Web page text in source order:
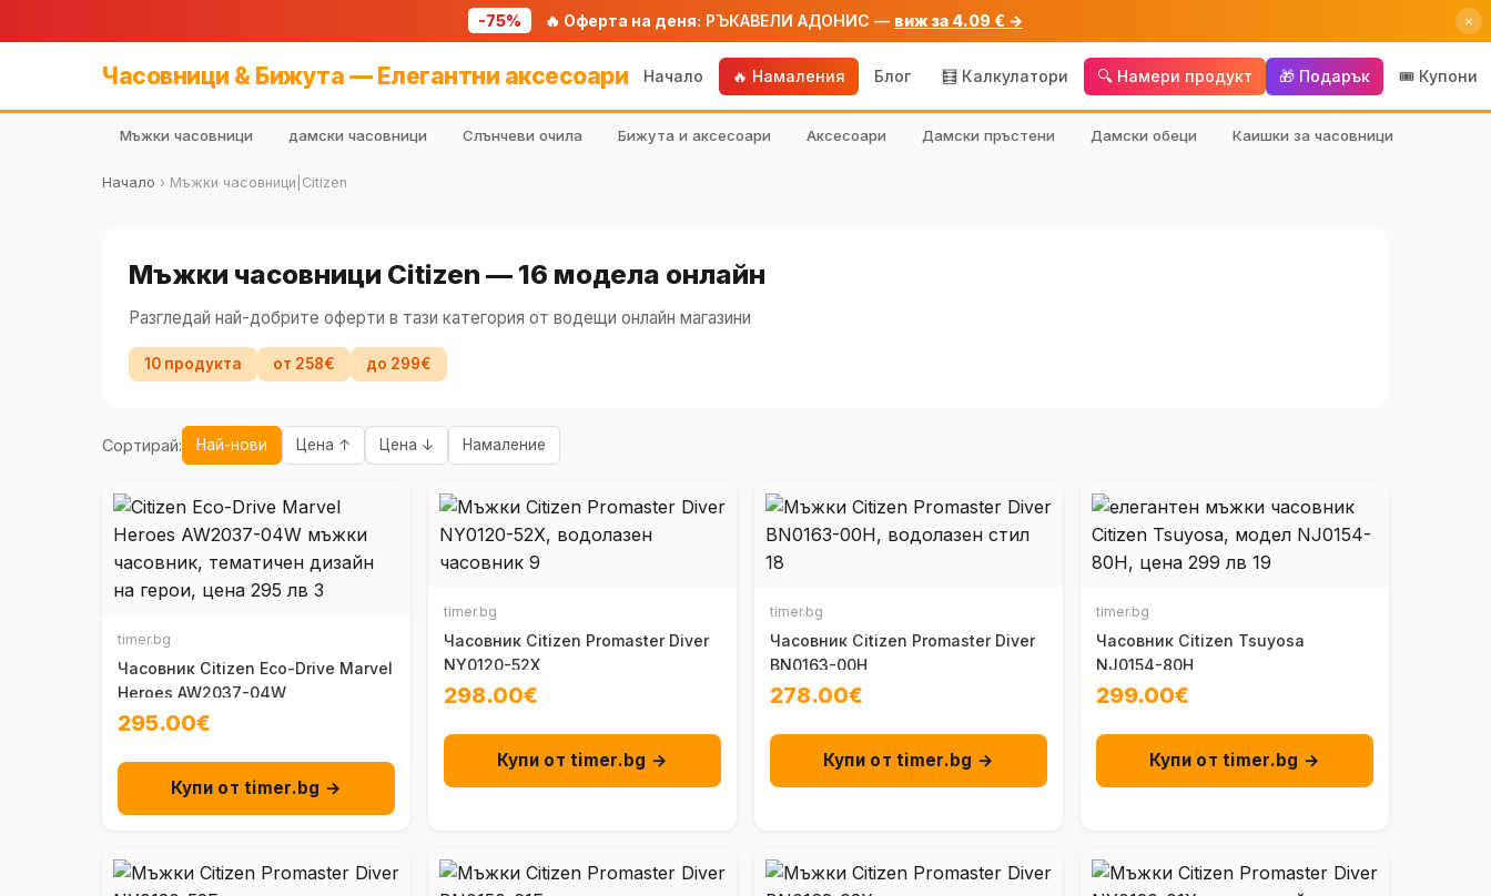
-75% 🔥 Оферта на деня: РЪКАВЕЛИ АДОНИС — виж за 4.09 € → ×
Часовници & Бижута — Елегантни аксесоари Начало 🔥 Намаления Блог 🧮 Калкулатори 🔍 Намери продукт 🎁 Подарък 🎟️ Купони
Мъжки часовници дамски часовници Слънчеви очила Бижута и аксесоари Аксесоари Дамски пръстени Дамски обеци Каишки за часовници
Начало › Мъжки часовници|Citizen
Мъжки часовници Citizen — 16 модела онлайн
Разгледай най-добрите оферти в тази категория от водещи онлайн магазини
10 продукта от 258€ до 299€
Сортирай: Най-нови Цена ↑ Цена ↓ Намаление
timer.bg
Часовник Citizen Eco-Drive Marvel
Heroes AW2037-04W
295.00€
Купи от timer.bg →
timer.bg
Часовник Citizen Promaster Diver
NY0120-52X
298.00€
Купи от timer.bg →
timer.bg
Часовник Citizen Promaster Diver
BN0163-00H
278.00€
Купи от timer.bg →
timer.bg
Часовник Citizen Tsuyosa
NJ0154-80H
299.00€
Купи от timer.bg →